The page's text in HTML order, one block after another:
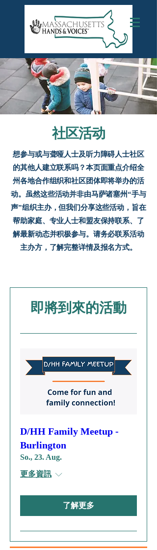
社区活动
想参与或与聋哑人士及听力障碍人士社区
的其他人建立联系吗？本页面重点介绍全
州各地合作组织和社区团体即将举办的活
动。虽然这些活动并非由马萨诸塞州“手与
声”组织主办，但我们分享这些活动，旨在
帮助家庭、专业人士和盟友保持联系、了
解最新动态并积极参与。请务必联系活动
主办方，了解完整详情及报名方式。
即將到來的活動
D/HH Family Meetup -
Burlington
So., 23. Aug.
更多資訊
了解更多